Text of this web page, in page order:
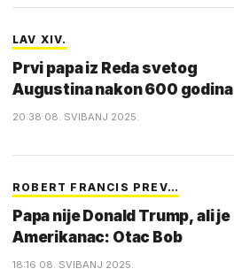
LAV XIV.
Prvi papa iz Reda svetog
Augustina nakon 600 godina
20:38 08. SVIBANJ 2025.
ROBERT FRANCIS PREV…
Papa nije Donald Trump, ali je
Amerikanac: Otac Bob
18:16 08. SVIBANJ 2025.